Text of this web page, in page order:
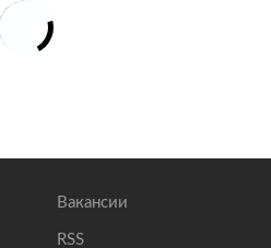
Вакансии
RSS